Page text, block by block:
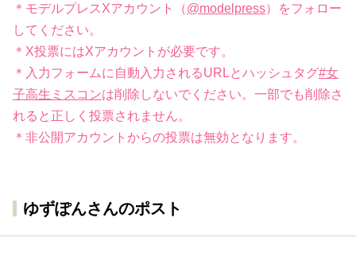
＊モデルプレスXアカウント（@modelpress）をフォロー
してください。
＊X投票にはXアカウントが必要です。
＊入力フォームに自動入力されるURLとハッシュタグ#女
子高生ミスコンは削除しないでください。一部でも削除さ
れると正しく投票されません。
＊非公開アカウントからの投票は無効となります。
ゆずぽんさんのポスト